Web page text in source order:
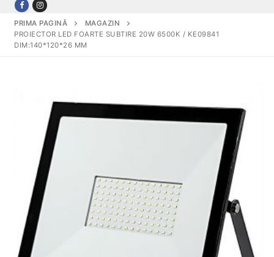
PRIMA PAGINĂ
MAGAZIN
PROIECTOR LED FOARTE SUBTIRE 20W 6500K / KE09841
DIM:140*120*26 MM